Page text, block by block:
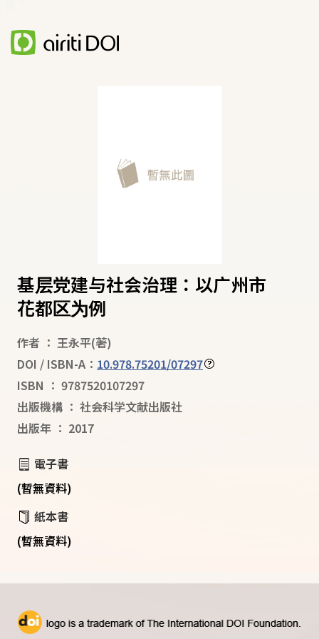
基层党建与社会治理：以广州市
花都区为例
作者 ： 王永平(著)
DOI / ISBN-A： 10.978.75201/07297
ISBN ： 9787520107297
出版機構 ： 社会科学文献出版社
出版年 ： 2017
電子書
(暫無資料)
紙本書
(暫無資料)